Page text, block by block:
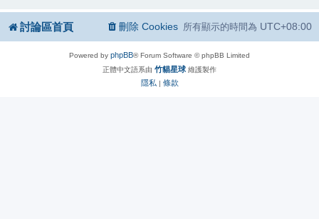
討論區首頁 所有顯示的時間為 UTC+08:00
刪除 Cookies
Powered by phpBB® Forum Software © phpBB Limited
正體中文語系由 竹貓星球 維護製作
隱私 | 條款